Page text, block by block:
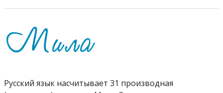
Русский язык насчитывает 31 производная